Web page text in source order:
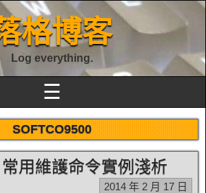
格博客
Log everything.
☰
SOFTCO9500
用維護命令實例淺析
2014 年 2 月 17 日